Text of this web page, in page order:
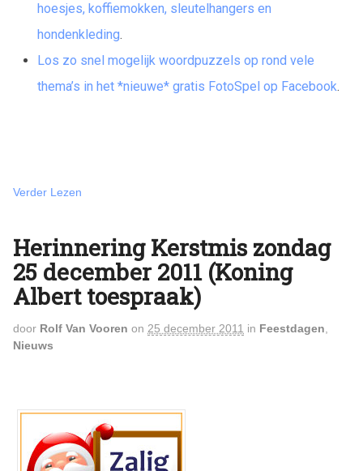
hoesjes, koffiemokken, sleutelhangers en
hondenkleding.
Los zo snel mogelijk woordpuzzels op rond vele
thema’s in het *nieuwe* gratis FotoSpel op Facebook.
Verder Lezen
Herinnering Kerstmis zondag
25 december 2011 (Koning
Albert toespraak)
door Rolf Van Vooren on 25 december 2011 in Feestdagen
Nieuws